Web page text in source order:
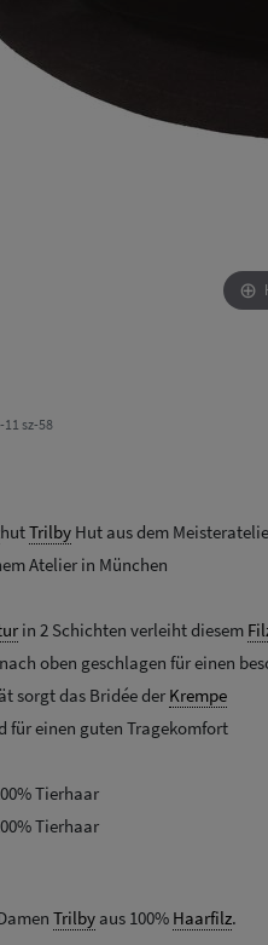
11 sz-58
hutTrilby Hut aus dem
Atelier in München
in 2 Schichten verleiht diesem
oben geschlagen für einen
sorgt das Bridée der Krempe
für einen guten Tragekomfort
Tierhaar
Tierhaar
Trilby aus 100% Haarfilz.